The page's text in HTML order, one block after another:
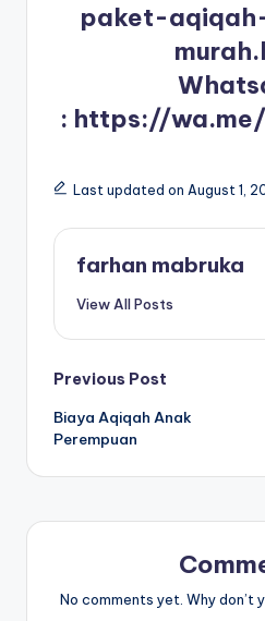
paket-
: https://wa.me/
Last updated on August 1,
farhan mabruka
View All Posts
Post
navigation
Previous Post
Biaya Aqiqah Anak
Perempuan
No comments yet. Why don’t